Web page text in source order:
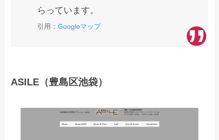
らっています。
引用：Googleマップ
ASILE（豊島区池袋）